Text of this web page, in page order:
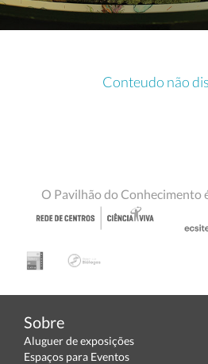
Conteudo não
O Pavilhão do Conhecimento
Sobre
Aluguer de exposições
Espaços para Eventos